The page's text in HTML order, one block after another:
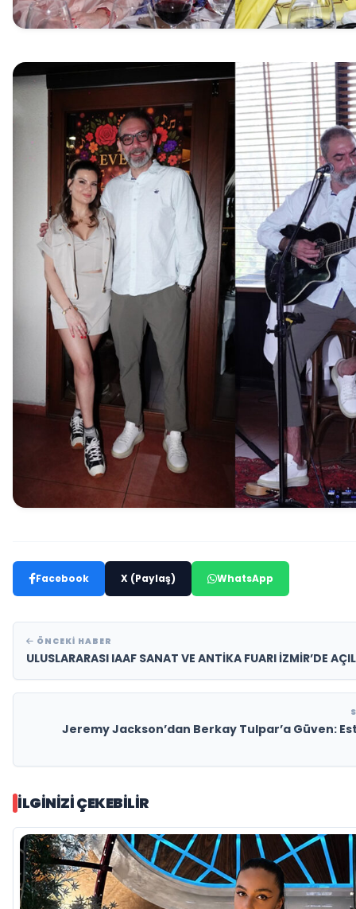
Facebook X (Paylaş) WhatsApp
ÖNCEKI HABER
ULUSLARARASI IAAF SANAT VE ANTİKA FUARI İZMİR’DE
Jeremy Jackson’dan Berkay Tulpar’a Güven:
İLGINIZI ÇEKEBILIR